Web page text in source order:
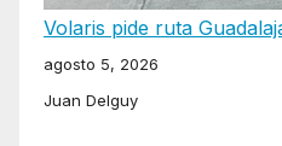
Volaris pide ruta
agosto 5, 2026
Juan Delguy